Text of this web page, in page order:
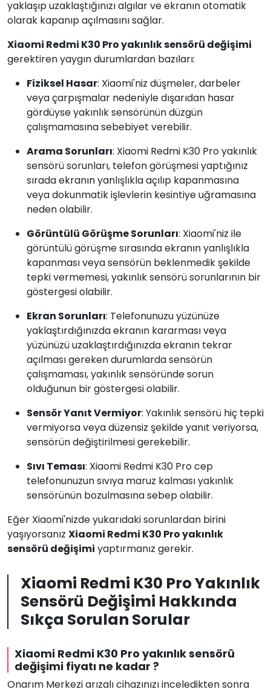
yaklaşıp uzaklaştığınızı algılar ve ekranın otomatik
olarak kapanıp açılmasını sağlar.
Xiaomi Redmi K30 Pro yakınlık sensörü değişimi
gerektiren yaygın durumlardan bazıları:
Fiziksel Hasar: Xiaomi'niz düşmeler, darbeler
veya çarpışmalar nedeniyle dışarıdan hasar
gördüyse yakınlık sensörünün düzgün
çalışmamasına sebebiyet verebilir.
Arama Sorunları: Xiaomi Redmi K30 Pro yakınlık
sensörü sorunları, telefon görüşmesi yaptığınız
sırada ekranın yanlışlıkla açılıp kapanmasına
veya dokunmatik işlevlerin kesintiye uğramasına
neden olabilir.
Görüntülü Görüşme Sorunları: Xiaomi'niz ile
görüntülü görüşme sırasında ekranın yanlışlıkla
kapanması veya sensörün beklenmedik şekilde
tepki vermemesi, yakınlık sensörü sorunlarının bir
göstergesi olabilir.
Ekran Sorunları: Telefonunuzu yüzünüze
yaklaştırdığınızda ekranın kararması veya
yüzünüzü uzaklaştırdığınızda ekranın tekrar
açılması gereken durumlarda sensörün
çalışmaması, yakınlık sensöründe sorun
olduğunun bir göstergesi olabilir.
Sensör Yanıt Vermiyor: Yakınlık sensörü hiç tepki
vermiyorsa veya düzensiz şekilde yanıt veriyorsa,
sensörün değiştirilmesi gerekebilir.
Sıvı Teması: Xiaomi Redmi K30 Pro cep
telefonunuzun sıvıya maruz kalması yakınlık
sensörünün bozulmasına sebep olabilir.
Eğer Xiaomi'nizde yukarıdaki sorunlardan birini
yaşıyorsanız Xiaomi Redmi K30 Pro yakınlık
sensörü değişimi yaptırmanız gerekir.
Xiaomi Redmi K30 Pro Yakınlık
Sensörü Değişimi Hakkında
Sıkça Sorulan Sorular
Xiaomi Redmi K30 Pro yakınlık sensörü
değişimi fiyatı ne kadar ?
Onarım Merkezi arızalı cihazınızı inceledikten sonra